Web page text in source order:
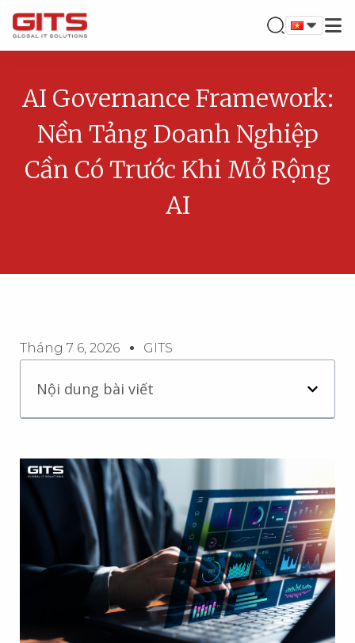
AI Governance Framework:
Nền Tảng Doanh Nghiệp
Cần Có Trước Khi Mở Rộng
AI
Tháng 7 6, 2026 GITS
Nội dung bài viết